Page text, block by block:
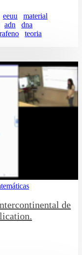
eeuu
material
adn
dna
teoria
de